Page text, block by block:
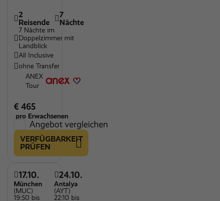
2
Reisende
7
Nächte
7 Nächte im
Doppelzimmer mit
Landblick
All Inclusive
ohne Transfer
ANEX
Tour
€ 465
pro Erwachsenen
Angebot vergleichen
VERFÜGBARKEIT
PRÜFEN
17.10.
München
(MUC)
19:50 bis
24.10.
Antalya
(AYT)
22:10 bis